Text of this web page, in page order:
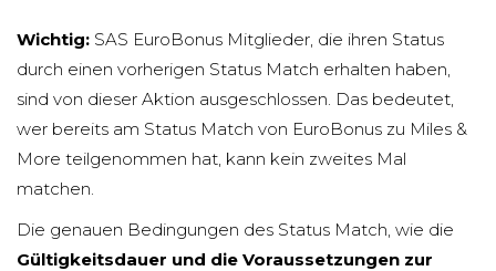
Wichtig: SAS EuroBonus Mitglieder, die ihren Status
durch einen vorherigen Status Match erhalten haben,
sind von dieser Aktion ausgeschlossen. Das bedeutet,
wer bereits am Status Match von EuroBonus zu Miles &
More teilgenommen hat, kann kein zweites Mal
matchen.
Die genauen Bedingungen des Status Match, wie die
Gültigkeitsdauer und die Voraussetzungen zur